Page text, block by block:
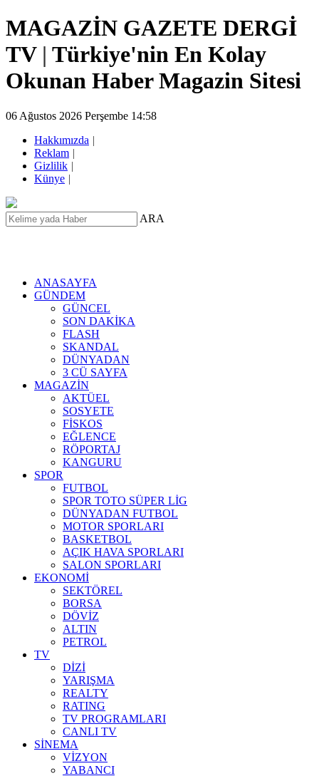
MAGAZİN GAZETE DERGİ
TV | Türkiye'nin En Kolay
Okunan Haber Magazin Sitesi
06 Ağustos 2026 Perşembe 14:58
Hakkımızda |
Reklam |
Gizlilik |
Künye |
ARA
ANASAYFA
GÜNDEM
GÜNCEL
SON DAKİKA
FLASH
SKANDAL
DÜNYADAN
3 CÜ SAYFA
MAGAZİN
AKTÜEL
SOSYETE
FİSKOS
EĞLENCE
RÖPORTAJ
KANGURU
SPOR
FUTBOL
SPOR TOTO SÜPER LİG
DÜNYADAN FUTBOL
MOTOR SPORLARI
BASKETBOL
AÇIK HAVA SPORLARI
SALON SPORLARI
EKONOMİ
SEKTÖREL
BORSA
DÖVİZ
ALTIN
PETROL
TV
DİZİ
YARIŞMA
REALTY
RATING
TV PROGRAMLARI
CANLI TV
SİNEMA
VİZYON
YABANCI